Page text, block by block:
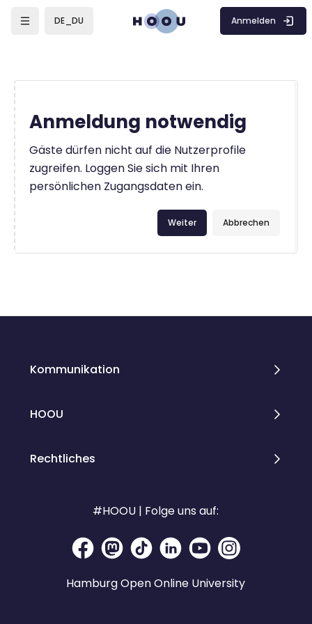
DE_DU Anmelden
Anmeldung notwendig
Gäste dürfen nicht auf die Nutzerprofile
zugreifen. Loggen Sie sich mit Ihren
persönlichen Zugangsdaten ein.
Abbrechen
Weiter
Kommunikation
HOOU
Rechtliches
#HOOU | Folge uns auf:
Hamburg Open Online University